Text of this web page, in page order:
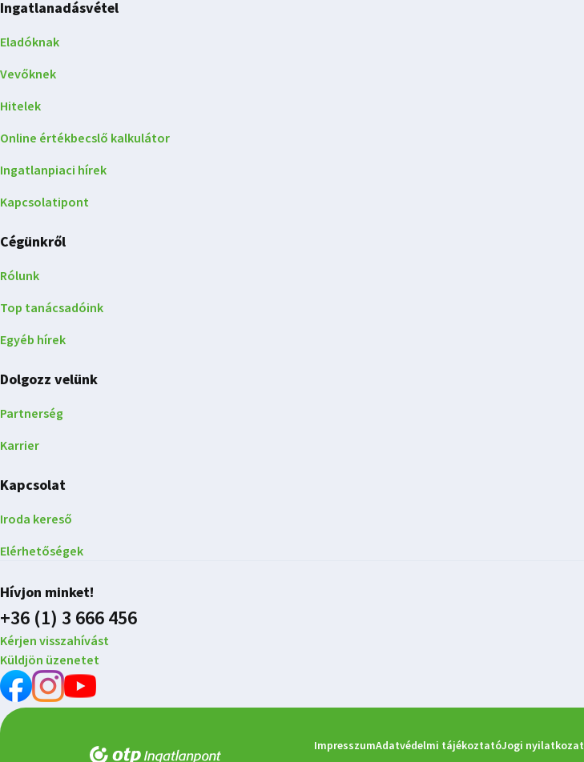
Ingatlanadásvétel
Eladóknak
Vevőknek
Hitelek
Online értékbecslő kalkulátor
Ingatlanpiaci hírek
Kapcsolatipont
Cégünkről
Rólunk
Top tanácsadóink
Egyéb hírek
Dolgozz velünk
Partnerség
Karrier
Kapcsolat
Iroda kereső
Elérhetőségek
Hívjon minket!
+36 (1) 3 666 456
Kérjen visszahívást
Küldjön üzenetet
ImpresszumAdatvédelmi tájékoztatóJogi nyilatkozat